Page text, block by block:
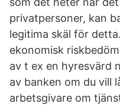
privatpersoner, kan
legitima skäl för
ekonomisk
av t ex en hyresvärd
av banken om du vill
arbetsgivare om